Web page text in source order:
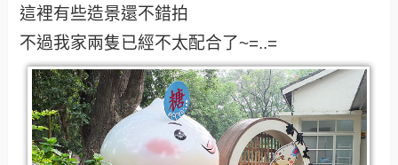
這裡有些造景還不錯拍
不過我家兩隻已經不太配合了~=..=